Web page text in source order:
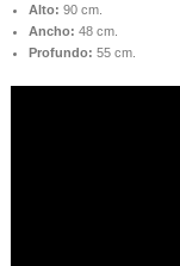
Alto: 90 cm.
Ancho: 48 cm.
Profundo: 55 cm.